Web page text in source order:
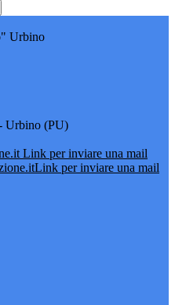
Urbino
Urbino (PU)
Link per inviare una mail
Link per inviare una mail